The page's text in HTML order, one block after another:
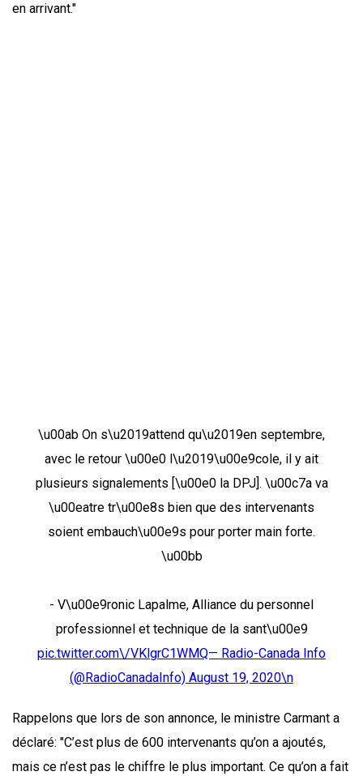
en arrivant."
\u00ab On s\u2019attend qu\u2019en septembre,
avec le retour \u00e0 l\u2019\u00e9cole, il y ait
plusieurs signalements [\u00e0 la DPJ]. \u00c7a va
\u00eatre tr\u00e8s bien que des intervenants
soient embauch\u00e9s pour porter main forte.
\u00bb
- V\u00e9ronic Lapalme, Alliance du personnel
professionnel et technique de la sant\u00e9
pic.twitter.com\/VKlgrC1WMQ— Radio-Canada Info
(@RadioCanadaInfo) August 19, 2020\n
Rappelons que lors de son annonce, le ministre Carmant a
déclaré: "C’est plus de 600 intervenants qu’on a ajoutés,
mais ce n’est pas le chiffre le plus important. Ce qu’on a fait